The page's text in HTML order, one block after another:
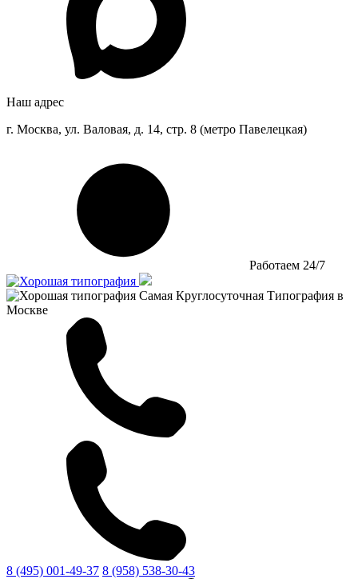
Наш адрес
г. Москва, ул. Валовая, д. 14, стр. 8 (метро Павелецкая)
Работаем 24/7
Самая Круглосуточная Типография в
Москве
8 (495) 001-49-37 8 (958) 538-30-43